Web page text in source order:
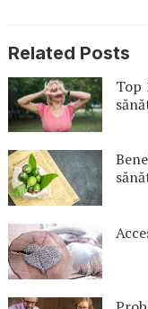
Related Posts
Top